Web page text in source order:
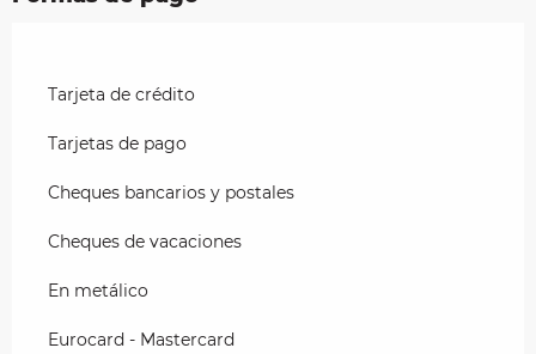
Tarjeta de crédito
Tarjetas de pago
Cheques bancarios y postales
Cheques de vacaciones
En metálico
Eurocard - Mastercard